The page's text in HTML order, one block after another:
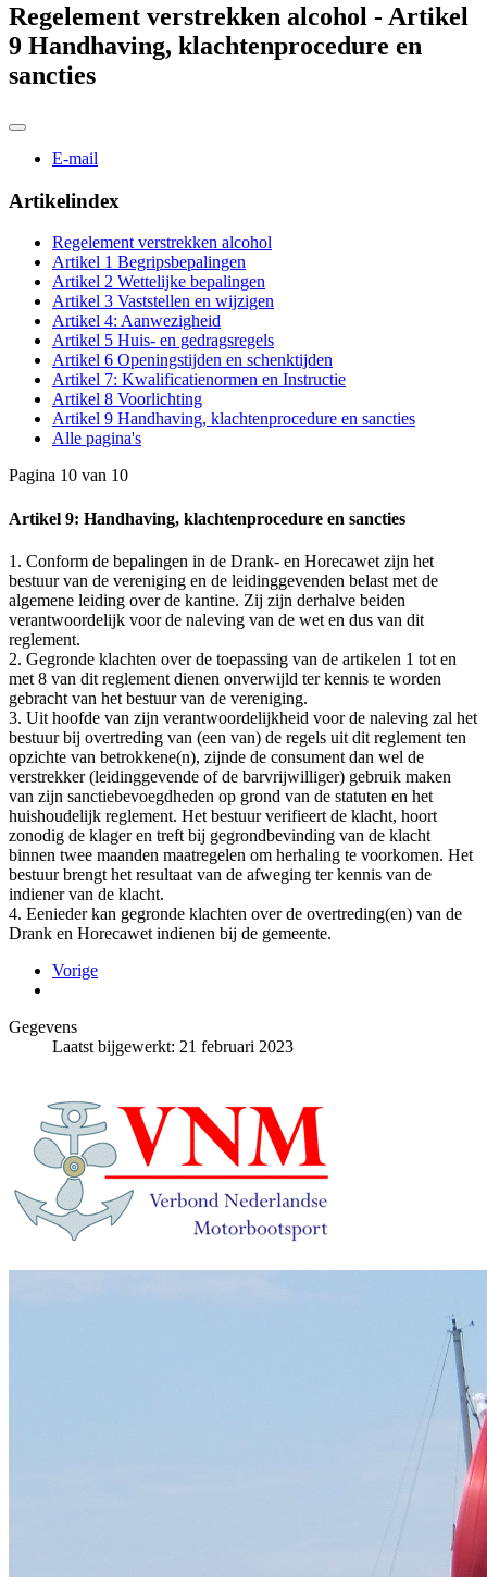
Regelement verstrekken alcohol - Artikel
9 Handhaving, klachtenprocedure en
sancties
E-mail
Artikelindex
Regelement verstrekken alcohol
Artikel 1 Begripsbepalingen
Artikel 2 Wettelijke bepalingen
Artikel 3 Vaststellen en wijzigen
Artikel 4: Aanwezigheid
Artikel 5 Huis- en gedragsregels
Artikel 6 Openingstijden en schenktijden
Artikel 7: Kwalificatienormen en Instructie
Artikel 8 Voorlichting
Artikel 9 Handhaving, klachtenprocedure en sancties
Alle pagina's
Pagina 10 van 10
Artikel 9: Handhaving, klachtenprocedure en sancties
1. Conform de bepalingen in de Drank- en Horecawet zijn het
bestuur van de vereniging en de leidinggevenden belast met de
algemene leiding over de kantine. Zij zijn derhalve beiden
verantwoordelijk voor de naleving van de wet en dus van dit
reglement.
2. Gegronde klachten over de toepassing van de artikelen 1 tot en
met 8 van dit reglement dienen onverwijld ter kennis te worden
gebracht van het bestuur van de vereniging.
3. Uit hoofde van zijn verantwoordelijkheid voor de naleving zal het
bestuur bij overtreding van (een van) de regels uit dit reglement ten
opzichte van betrokkene(n), zijnde de consument dan wel de
verstrekker (leidinggevende of de barvrijwilliger) gebruik maken
van zijn sanctiebevoegdheden op grond van de statuten en het
huishoudelijk reglement. Het bestuur verifieert de klacht, hoort
zonodig de klager en treft bij gegrondbevinding van de klacht
binnen twee maanden maatregelen om herhaling te voorkomen. Het
bestuur brengt het resultaat van de afweging ter kennis van de
indiener van de klacht.
4. Eenieder kan gegronde klachten over de overtreding(en) van de
Drank en Horecawet indienen bij de gemeente.
Vorige
Gegevens
Laatst bijgewerkt: 21 februari 2023